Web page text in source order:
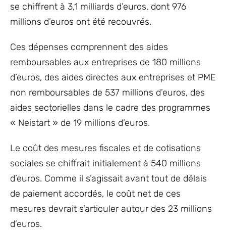
se chiffrent à 3,1 milliards d’euros, dont 976
millions d’euros ont été recouvrés.
Ces dépenses comprennent des aides
remboursables aux entreprises de 180 millions
d’euros, des aides directes aux entreprises et PME
non remboursables de 537 millions d’euros, des
aides sectorielles dans le cadre des programmes
« Neistart » de 19 millions d’euros.
Le coût des mesures fiscales et de cotisations
sociales se chiffrait initialement à 540 millions
d’euros. Comme il s’agissait avant tout de délais
de paiement accordés, le coût net de ces
mesures devrait s’articuler autour des 23 millions
d’euros.